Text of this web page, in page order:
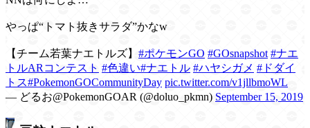
やっぱ“トマト抜きサラダ”かなw
【チーム若葉ナエトルズ】 #ポケモンGO #GOsnapshot #ナエ
トルARコンテスト #色違い#ナエトル #ハヤシガメ #ドダイ
トス#PokemonGOCommunityDay pic.twitter.com/v1jllbmoWL
— どるお@PokemonGOAR (@doluo_pkmn) September 15, 2019